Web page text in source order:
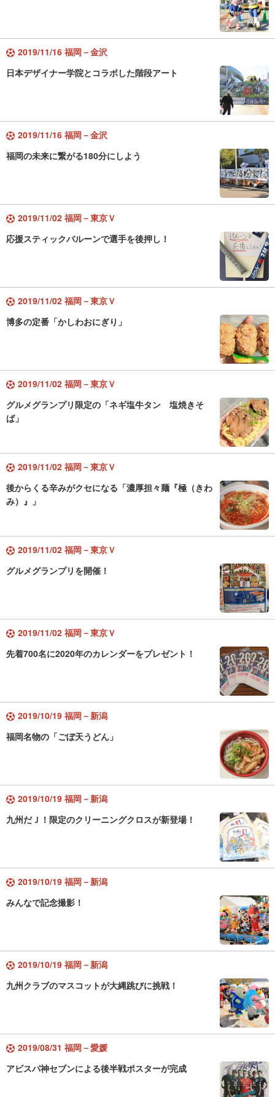
2019/11/16 福岡－金沢
日本デザイナー学院とコラボした階段アート
2019/11/16 福岡－金沢
福岡の未来に繋がる180分にしよう
2019/11/02 福岡－東京Ｖ
応援スティックバルーンで選手を後押し！
2019/11/02 福岡－東京Ｖ
博多の定番「かしわおにぎり」
2019/11/02 福岡－東京Ｖ
グルメグランプリ限定の「ネギ塩牛タン 塩焼きそ
ば」
2019/11/02 福岡－東京Ｖ
後からくる辛みがクセになる「濃厚担々麺『極（きわ
み）』」
2019/11/02 福岡－東京Ｖ
グルメグランプリを開催！
2019/11/02 福岡－東京Ｖ
先着700名に2020年のカレンダーをプレゼント！
2019/10/19 福岡－新潟
福岡名物の「ごぼ天うどん」
2019/10/19 福岡－新潟
九州だＪ！限定のクリーニングクロスが新登場！
2019/10/19 福岡－新潟
みんなで記念撮影！
2019/10/19 福岡－新潟
九州クラブのマスコットが大縄跳びに挑戦！
2019/08/31 福岡－愛媛
アビスパ神セブンによる後半戦ポスターが完成